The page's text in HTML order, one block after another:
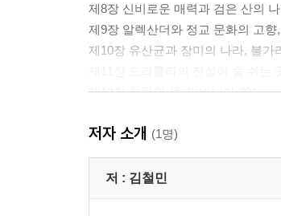
제8장 신비로운 매력과 검은 산의
제9장 알렉산더와 정교 문화의 고향
제10장 유산균과 장미의 나라, 불가
제12장 유럽의 섬, 알바니아 301
참고문헌 325
저자 소개 (1명)
저 : 김철민